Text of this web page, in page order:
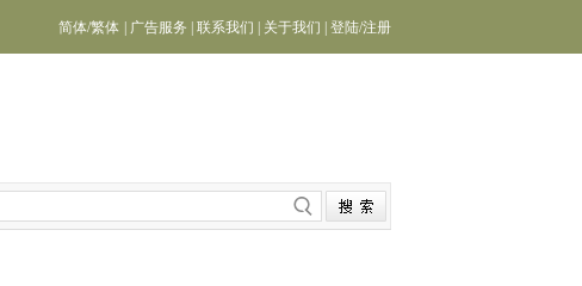
简体/繁体 广告服务 联系我们 关于我们 登陆/注册